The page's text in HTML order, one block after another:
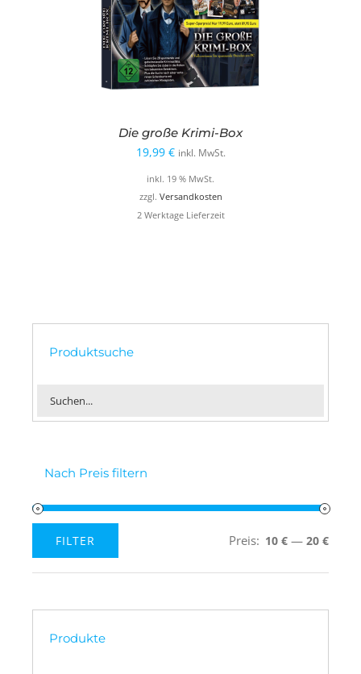
Die große Krimi-Box
19,99 € inkl. MwSt.
inkl. 19 % MwSt.
zzgl. Versandkosten
2 Werktage Lieferzeit
Produktsuche
Nach Preis filtern
Preis
Preis
FILTER Preis: 10 € — 20 €
Produkte